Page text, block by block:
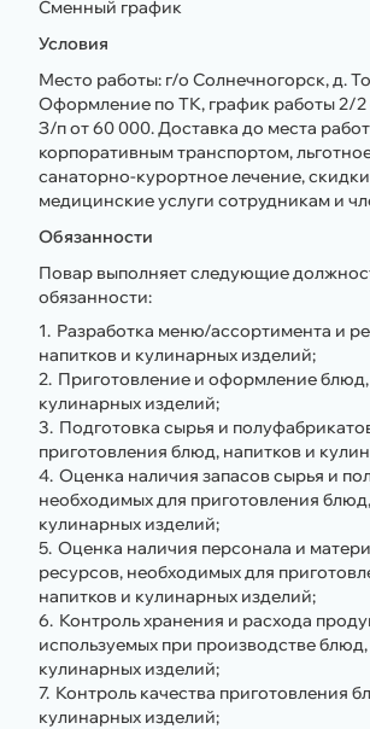
Сменный график
Условия
Место работы: г/о Солнечногорск, д.
Оформление по ТК, график работы 2/2
З/п от 60 000. Доставка до места
корпоративным транспортом,
санаторно-курортное лечение,
медицинские услуги сотрудникам и
Обязанности
Повар выполняет следующие
обязанности:
Разработка меню/ассортимента и
напитков и кулинарных изделий;
Приготовление и оформление блюд,
кулинарных изделий;
Подготовка сырья и
приготовления блюд, напитков и
Оценка наличия запасов сырья и
необходимых для приготовления
кулинарных изделий;
Оценка наличия персонала и
ресурсов, необходимых для
напитков и кулинарных изделий;
Контроль хранения и расхода
используемых при производстве
кулинарных изделий;
Контроль качества приготовления
кулинарных изделий;